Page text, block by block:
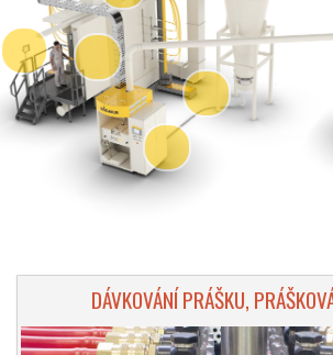
DÁVKOVÁNÍ PRÁŠKU,